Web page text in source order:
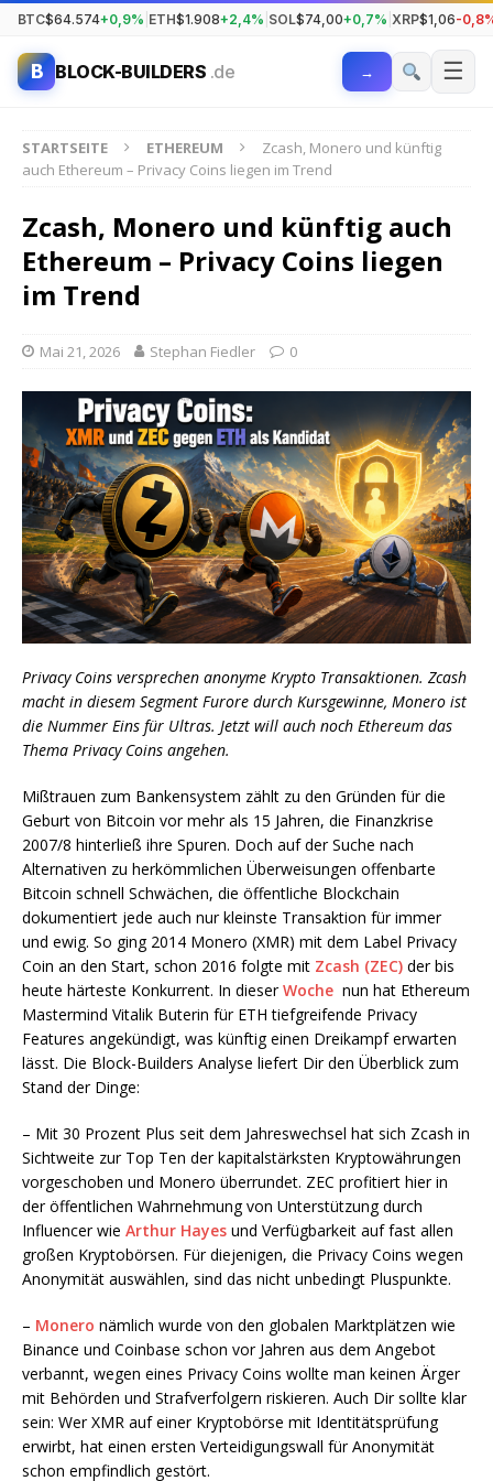
BTC$64.574+0,9% ETH$1.908+2,4% SOL$74,00+0,7% XRP$1,06-
B BLOCK-BUILDERS .de → ☰
STARTSEITE ETHEREUM
Zcash, Monero und künftig
auch Ethereum – Privacy Coins liegen im Trend
Zcash, Monero und künftig auch
Ethereum – Privacy Coins liegen
im Trend
Mai 21, 2026 Stephan Fiedler 0
Privacy Coins versprechen anonyme Krypto Transaktionen. Zcash
macht in diesem Segment Furore durch Kursgewinne, Monero ist
die Nummer Eins für Ultras. Jetzt will auch noch Ethereum das
Thema Privacy Coins angehen.
Mißtrauen zum Bankensystem zählt zu den Gründen für die
Geburt von Bitcoin vor mehr als 15 Jahren, die Finanzkrise
2007/8 hinterließ ihre Spuren. Doch auf der Suche nach
Alternativen zu herkömmlichen Überweisungen offenbarte
Bitcoin schnell Schwächen, die öffentliche Blockchain
dokumentiert jede auch nur kleinste Transaktion für immer
und ewig. So ging 2014 Monero (XMR) mit dem Label Privacy
Coin an den Start, schon 2016 folgte mit Zcash (ZEC) der bis
heute härteste Konkurrent. In dieserWoche nun hat Ethereum
Mastermind Vitalik Buterin für ETH tiefgreifende Privacy
Features angekündigt, was künftig einen Dreikampf erwarten
lässt. Die Block-Builders Analyse liefert Dir den Überblick zum
Stand der Dinge:
– Mit 30 Prozent Plus seit dem Jahreswechsel hat sich Zcash in
Sichtweite zur Top Ten der kapitalstärksten Kryptowährungen
vorgeschoben und Monero überrundet. ZEC profitiert hier in
der öffentlichen Wahrnehmung von Unterstützung durch
Influencer wie Arthur Hayes und Verfügbarkeit auf fast allen
großen Kryptobörsen. Für diejenigen, die Privacy Coins wegen
Anonymität auswählen, sind das nicht unbedingt Pluspunkte.
– Monero nämlich wurde von den globalen Marktplätzen wie
Binance und Coinbase schon vor Jahren aus dem Angebot
verbannt, wegen eines Privacy Coins wollte man keinen Ärger
mit Behörden und Strafverfolgern riskieren. Auch Dir sollte klar
sein: Wer XMR auf einer Kryptobörse mit Identitätsprüfung
erwirbt, hat einen ersten Verteidigungswall für Anonymität
schon empfindlich gestört.